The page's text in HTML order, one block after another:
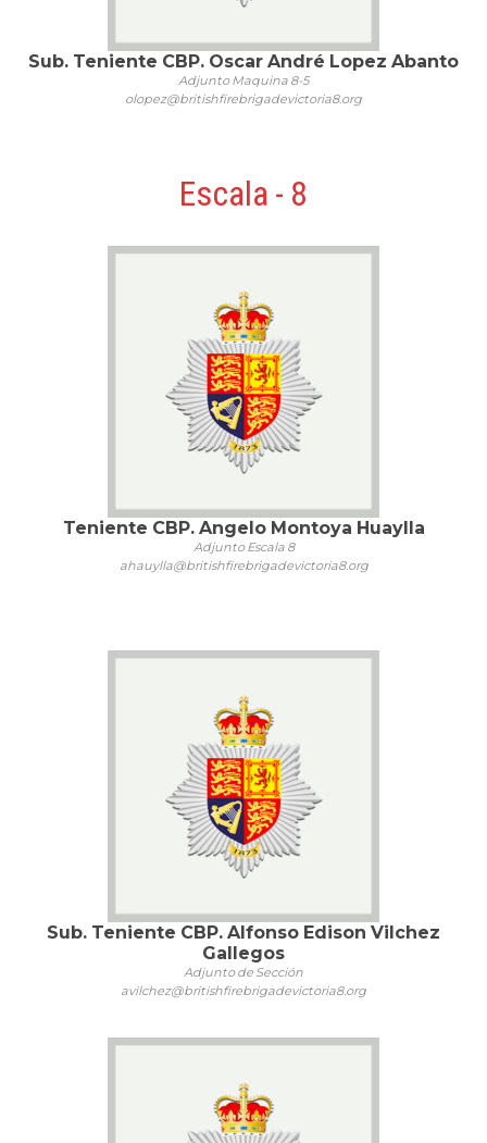
Sub. Teniente CBP. Oscar André Lopez Abanto
Adjunto Maquina 8-5
olopez@britishfirebrigadevictoria8.org
Escala - 8
Teniente CBP. Angelo Montoya Huaylla
Adjunto Escala 8
ahauylla@britishfirebrigadevictoria8.org
Sub. Teniente CBP. Alfonso Edison Vilchez
Gallegos
Adjunto de Sección
avilchez@britishfirebrigadevictoria8.org